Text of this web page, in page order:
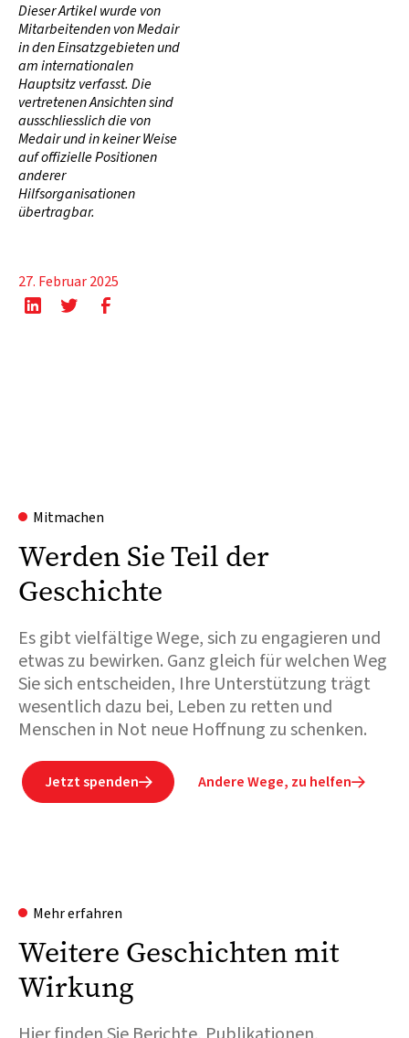
Dieser Artikel wurde von
Mitarbeitenden von Medair
in den Einsatzgebieten und
am internationalen
Hauptsitz verfasst. Die
vertretenen Ansichten sind
ausschliesslich die von
Medair und in keiner Weise
auf offizielle Positionen
anderer
Hilfsorganisationen
übertragbar.
27. Februar 2025
Mitmachen
Werden Sie Teil der
Geschichte
Es gibt vielfältige Wege, sich zu engagieren und
etwas zu bewirken. Ganz gleich für welchen Weg
Sie sich entscheiden, Ihre Unterstützung trägt
wesentlich dazu bei, Leben zu retten und
Menschen in Not neue Hoffnung zu schenken.
Jetzt spenden Andere Wege, zu helfen
Mehr erfahren
Weitere Geschichten mit
Wirkung